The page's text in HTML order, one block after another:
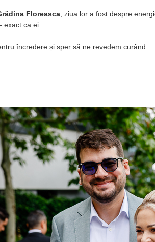
Floreasca , ziua lor a fost despre
ca ei.
încredere și sper să ne revedem curând.